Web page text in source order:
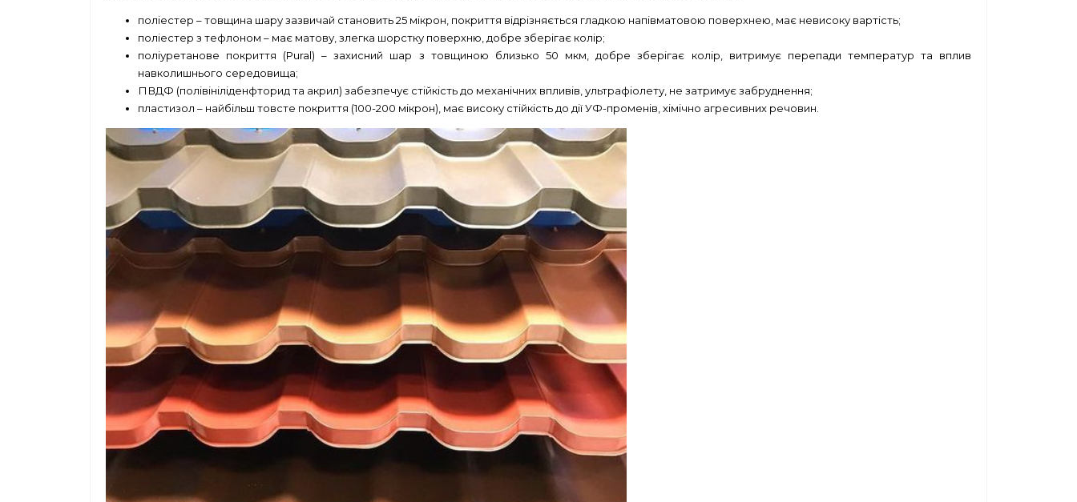
поліестер – товщина шару зазвичай становить 25 мікрон, покриття відрізняється гладкою напівматовою поверхнею, має невисоку вартість;
поліестер з тефлоном – має матову, злегка шорстку поверхню, добре зберігає колір;
поліуретанове покриття (Pural) – захисний шар з товщиною близько 50 мкм, добре зберігає колір, витримує перепади температур та вплив
навколишнього середовища;
ПВДФ (полівініліденфторид та акрил) забезпечує стійкість до механічних впливів, ультрафіолету, не затримує забруднення;
пластизол – найбільш товсте покриття (100-200 мікрон), має високу стійкість до дії УФ-променів, хімічно агресивних речовин.